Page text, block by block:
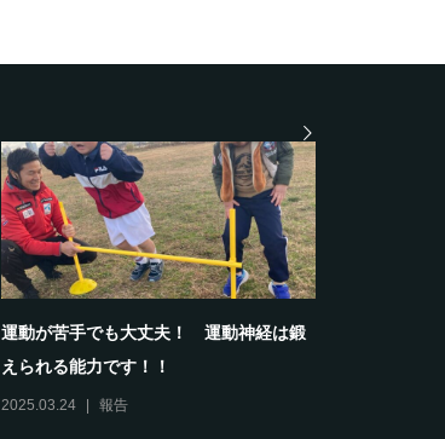
運動が苦手でも大丈夫！ 運動神経は鍛
えられる能力です！！
2025.03.24 報告